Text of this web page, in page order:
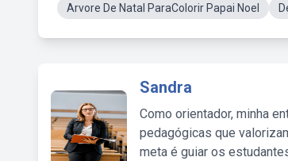
Arvore De Natal ParaColorir Papai Noel
Sandra
Como orientador, minha
pedagógicas que
meta é guiar os